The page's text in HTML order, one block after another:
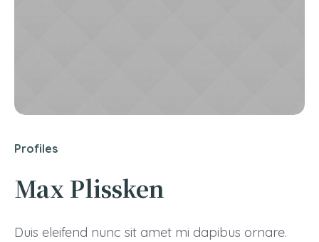
Profiles
Max Plissken
Duis eleifend nunc sit amet mi dapibus ornare.